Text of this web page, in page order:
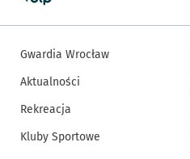
Gwardia Wrocław
Aktualności
Rekreacja
Kluby Sportowe